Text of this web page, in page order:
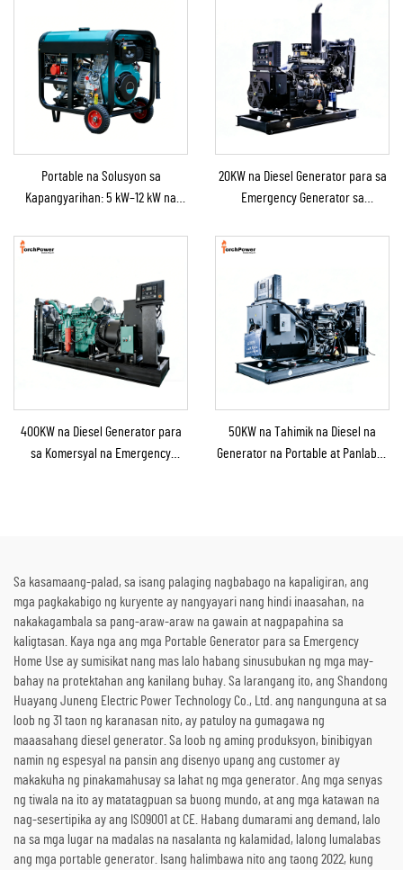
Portable na Solusyon sa
Kapangyarihan: 5 kW–12 kW na
Bahay/Tindahan/Konstruksyon/Backup
20KW na Diesel Generator para sa
Emergency Generator sa
Emergency Backup
400KW na Diesel Generator para
sa Komersyal na Emergency
50KW na Tahimik na Diesel na
Generator na Portable at Panlabas
Sa kasamaang-palad, sa isang palaging nagbabago na kapaligiran, ang
mga pagkakabigo ng kuryente ay nangyayari nang hindi inaasahan, na
nakakagambala sa pang-araw-araw na gawain at nagpapahina sa
kaligtasan. Kaya nga ang mga Portable Generator para sa Emergency
Home Use ay sumisikat nang mas lalo habang sinusubukan ng mga may-
bahay na protektahan ang kanilang buhay. Sa larangang ito, ang Shandong
Huayang Juneng Electric Power Technology Co., Ltd. ang nangunguna at sa
loob ng 31 taon ng karanasan nito, ay patuloy na gumagawa ng
maaasahang diesel generator. Sa loob ng aming produksyon, binibigyan
namin ng espesyal na pansin ang disenyo upang ang customer ay
makakuha ng pinakamahusay sa lahat ng mga generator. Ang mga senyas
ng tiwala na ito ay matatagpuan sa buong mundo, at ang mga katawan na
nag-sesertipika ay ang ISO9001 at CE. Habang dumarami ang demand, lalo
na sa mga lugar na madalas na nasalanta ng kalamidad, lalong lumalabas
ang mga portable generator. Isang halimbawa nito ang taong 2022, kung